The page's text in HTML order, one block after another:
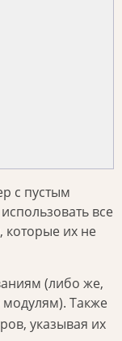
с пустым
все
которые их не
(либо же,
модулям). Также
указывая их